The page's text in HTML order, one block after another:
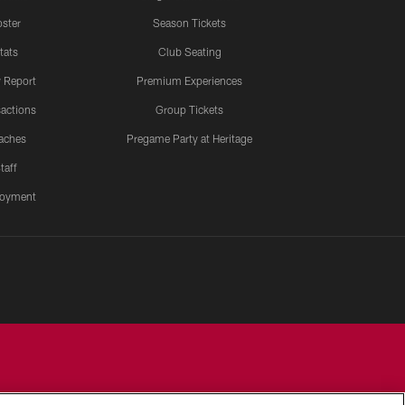
Report
Season Tickets
Club Seating
Premium Experiences
Group Tickets
Pregame Party at Heritage